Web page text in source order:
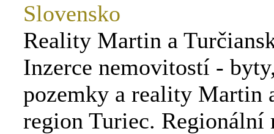
Slovensko
Reality Martin a
Inzerce nemovitostí -
pozemky a reality Martin
region Turiec. Regionální